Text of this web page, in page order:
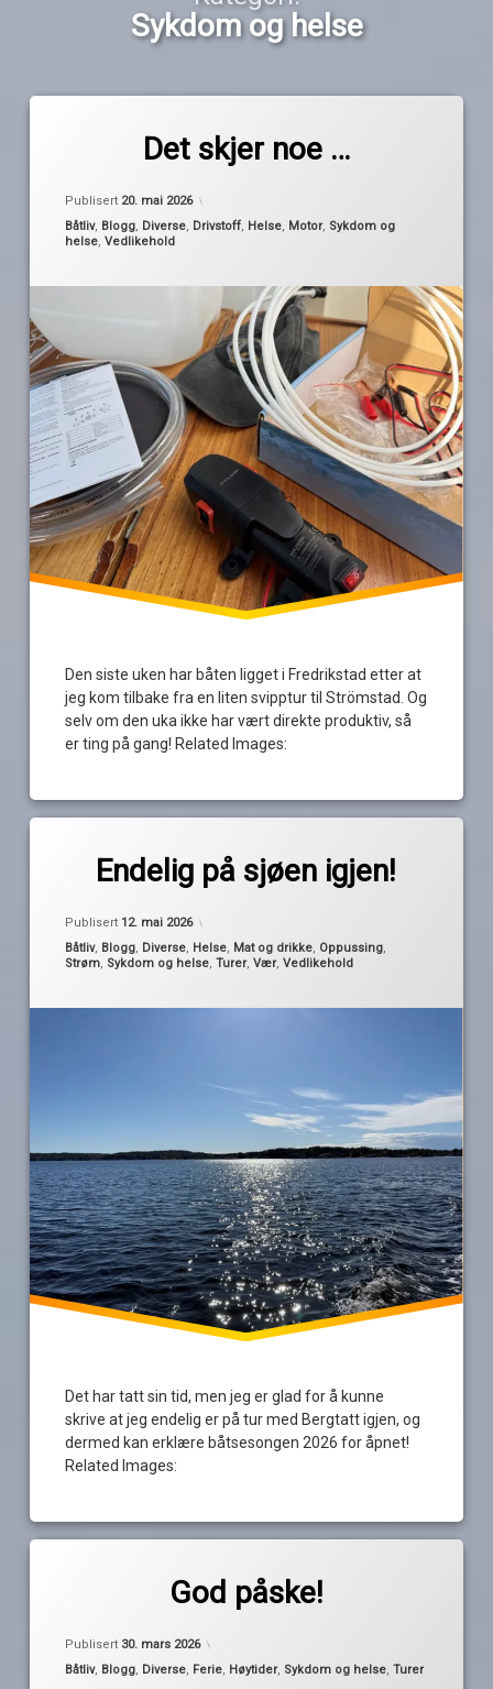
Sykdom og helse
Det skjer noe …
Publisert 20. mai 2026
Kategorier:
Båtliv, Blogg, Diverse, Drivstoff, Helse, Motor, Sykdom og
helse,Vedlikehold
Den siste uken har båten ligget i Fredrikstad etter at
jeg kom tilbake fra en liten svipptur til Strömstad. Og
selv om den uka ikke har vært direkte produktiv, så
er ting på gang! Related Images:
mannlokk
rens av
dieseltank
Endelig på sjøen igjen!
Publisert 12. mai 2026
Kategorier:
Båtliv, Blogg, Diverse, Helse, Mat og drikke, Oppussing,
Strøm, Sykdom og helse,Turer,Vær,Vedlikehold
Det har tatt sin tid, men jeg er glad for å kunne
skrive at jeg endelig er på tur med Bergtatt igjen, og
dermed kan erklære båtsesongen 2026 for åpnet!
Related Images:
båtsesongen
2026
sesongstart
Tur
God påske!
Publisert 30. mars 2026
Kategorier:
Båtliv, Blogg, Diverse, Ferie, Høytider, Sykdom og helse,Turer
påske
påske!